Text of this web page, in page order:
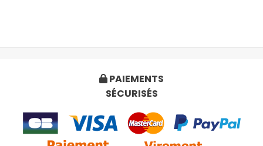
 PAIEMENTS
SÉCURISÉS